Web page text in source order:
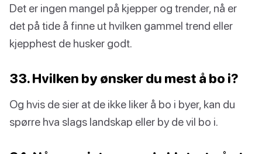
Det er ingen mangel på kjepper og trender, nå er
det på tide å finne ut hvilken gammel trend eller
kjepphest de husker godt.
33. Hvilken by ønsker du mest å bo i?
Og hvis de sier at de ikke liker å bo i byer, kan du
spørre hva slags landskap eller by de vil bo i.